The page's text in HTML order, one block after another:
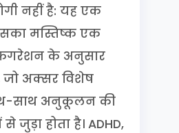
नहीं है: यह एक
मस्तिष्क एक
के अनुसार
जो अक्सर विशेष
साथ अनुकूलन की
होता है। ADHD,